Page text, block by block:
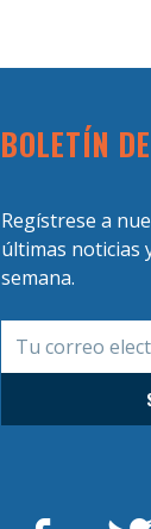
BOLETÍN
Regístrese a
últimas noticias
semana.